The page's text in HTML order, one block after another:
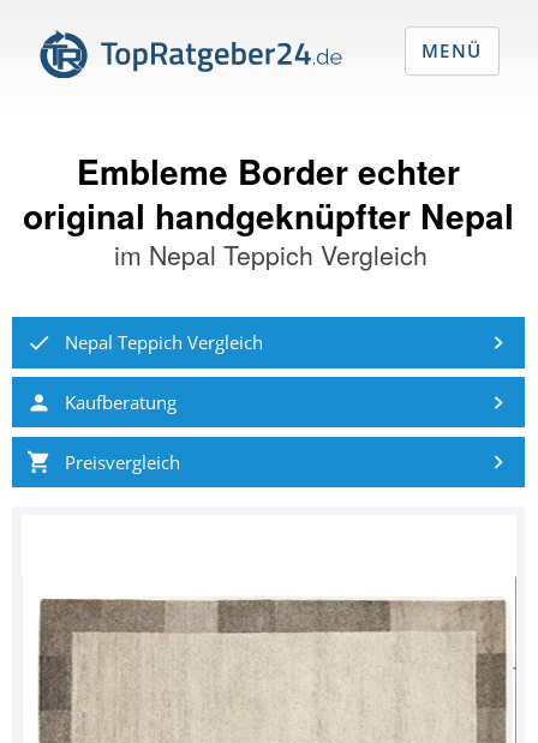
Embleme Border echter
original handgeknüpfter Nepal
im Nepal Teppich Vergleich
Nepal Teppich Vergleich
Kaufberatung
Preisvergleich
MENÜ